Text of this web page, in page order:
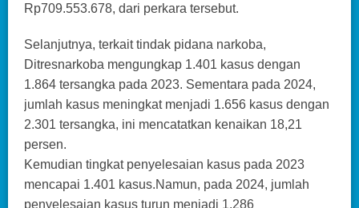
Rp709.553.678, dari perkara tersebut.
Selanjutnya, terkait tindak pidana narkoba,
Ditresnarkoba mengungkap 1.401 kasus dengan
1.864 tersangka pada 2023. Sementara pada 2024,
jumlah kasus meningkat menjadi 1.656 kasus dengan
2.301 tersangka, ini mencatatkan kenaikan 18,21
persen.
Kemudian tingkat penyelesaian kasus pada 2023
mencapai 1.401 kasus.Namun, pada 2024, jumlah
penyelesaian kasus turun menjadi 1.286